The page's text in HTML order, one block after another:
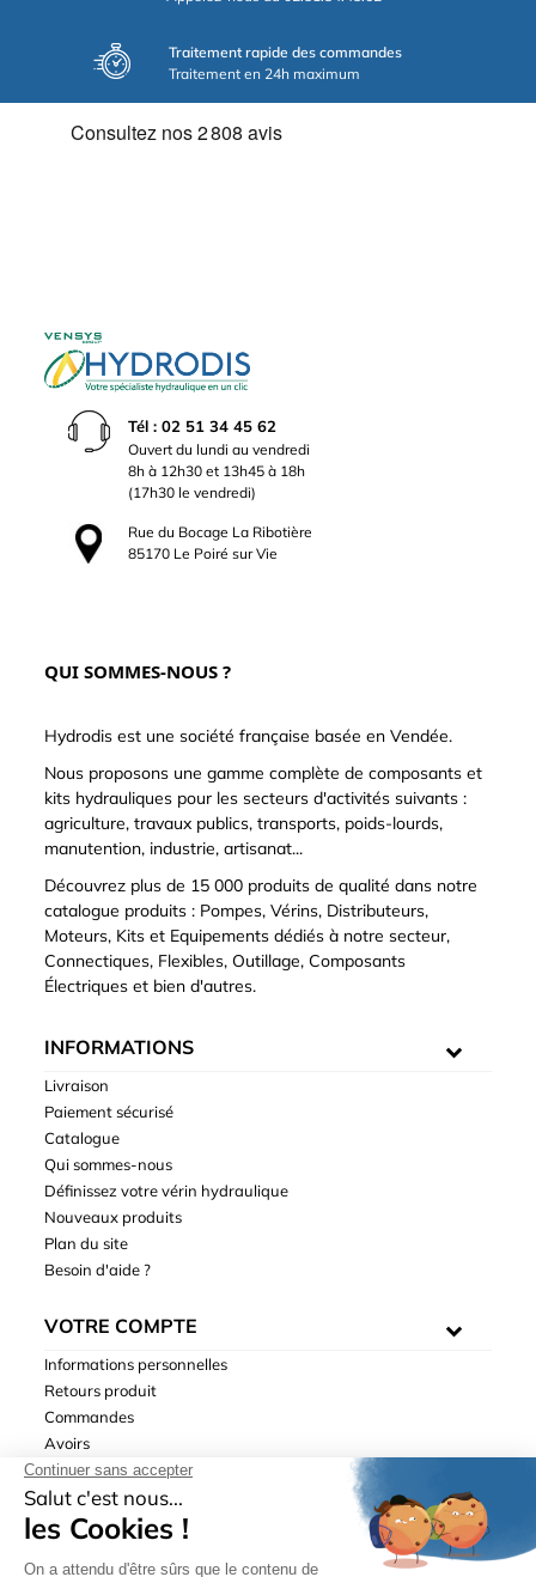
Traitement rapide des commandes
Traitement en 24h maximum
Tél : 02 51 34 45 62
Ouvert du lundi au vendredi
8h à 12h30 et 13h45 à 18h
(17h30 le vendredi)
Rue du Bocage La Ribotière
85170 Le Poiré sur Vie
QUI SOMMES-NOUS ?
Hydrodis est une société française basée en Vendée.
Nous proposons une gamme complète de composants et
kits hydrauliques pour les secteurs d'activités suivants :
agriculture, travaux publics, transports, poids-lourds,
manutention, industrie, artisanat...
Découvrez plus de 15 000 produits de qualité dans notre
catalogue produits : Pompes, Vérins, Distributeurs,
Moteurs, Kits et Equipements dédiés à notre secteur,
Connectiques, Flexibles, Outillage, Composants
Électriques et bien d'autres.
INFORMATIONS
Livraison
Paiement sécurisé
Catalogue
Qui sommes-nous
Définissez votre vérin hydraulique
Nouveaux produits
Plan du site
Besoin d'aide ?
VOTRE COMPTE
Informations personnelles
Retours produit
Commandes
Avoirs
Adresses
Bons de réduction